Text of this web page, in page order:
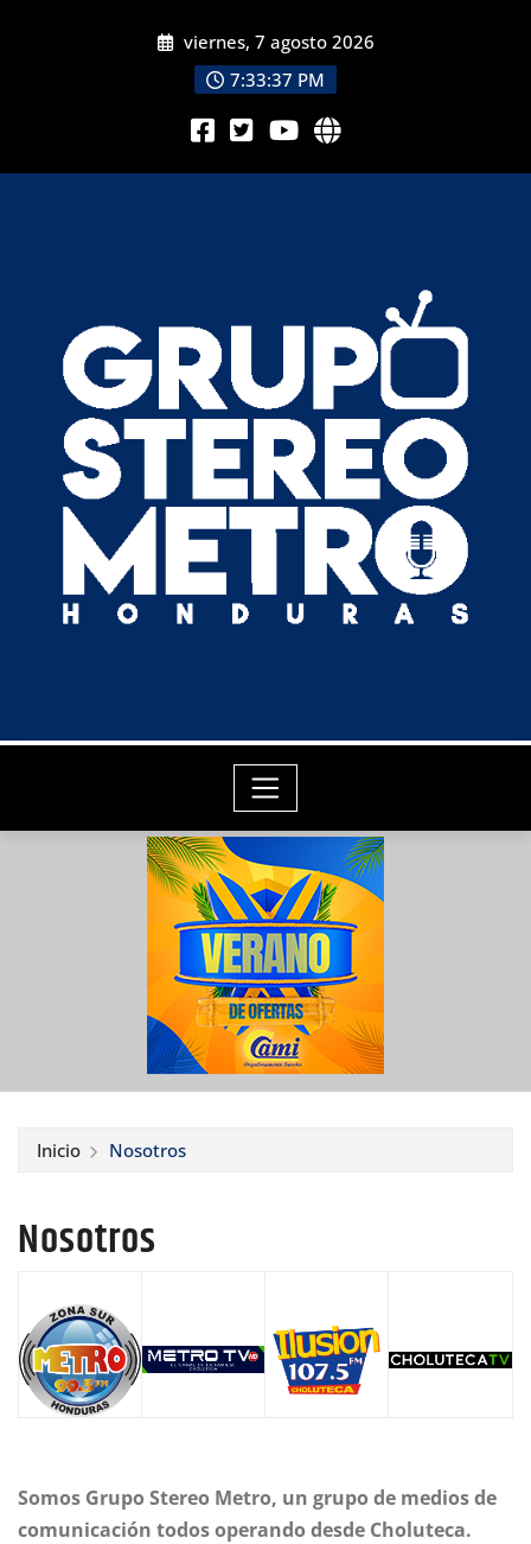
viernes, 7 agosto 2026
7:33:38 PM
Inicio Nosotros
Nosotros
Somos Grupo Stereo Metro, un grupo de medios de
comunicación todos operando desde Choluteca.